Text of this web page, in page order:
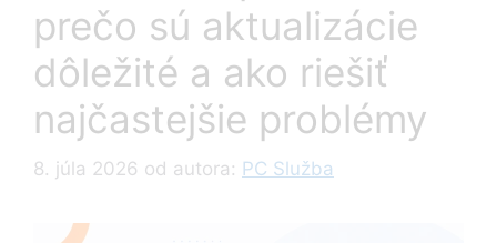
prečo sú aktualizácie
dôležité a ako riešiť
najčastejšie problémy
8. júla 2026 od autora: PC Služba